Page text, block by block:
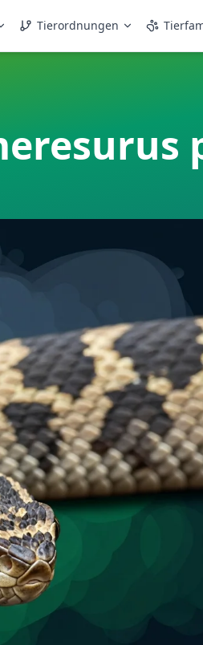
Tierordnungen